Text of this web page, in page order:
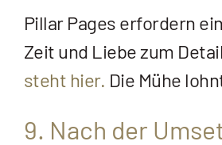
Pillar Pages erfordern
Zeit und Liebe zum
steht hier. Die Mühe
9. Nach der